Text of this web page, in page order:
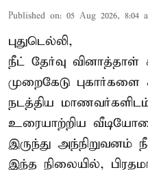
Published on: 05 Aug 2026, 8:04
புதுடெல்லி,
நீட் தேர்வு வினாத்தாள்
முறைகேடு
நடத்திய
உரையாற்றிய
இருந்து அந்நிறுவனம்
இந்த நிலையில்,